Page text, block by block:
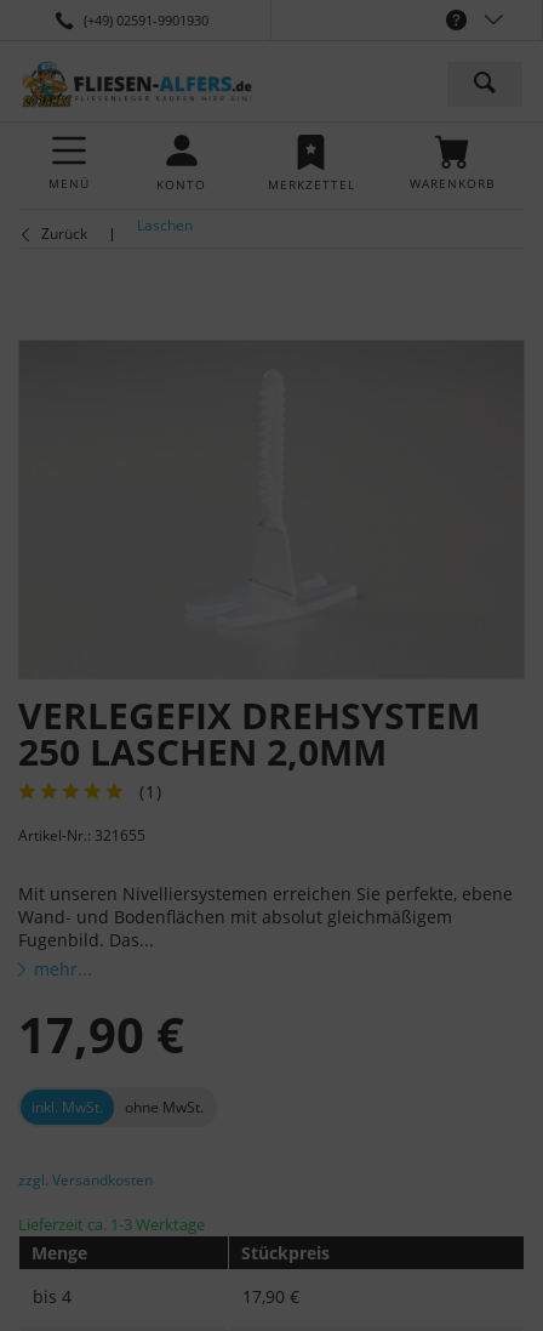
(+49) 02591-9901930
MENÜ KONTO MERKZETTEL WARENKORB
Zurück Laschen
VERLEGEFIX DREHSYSTEM
250 LASCHEN 2,0MM
(1 )
Artikel-Nr.: 321655
Mit unseren Nivelliersystemen erreichen Sie perfekte, ebene
Wand- und Bodenflächen mit absolut gleichmäßigem
Fugenbild. Das...
mehr...
17,90 €
inkl. MwSt. ohne MwSt.
zzgl. Versandkosten
Lieferzeit ca. 1-3 Werktage
Menge
Stückpreis
bis 4 17,90 €